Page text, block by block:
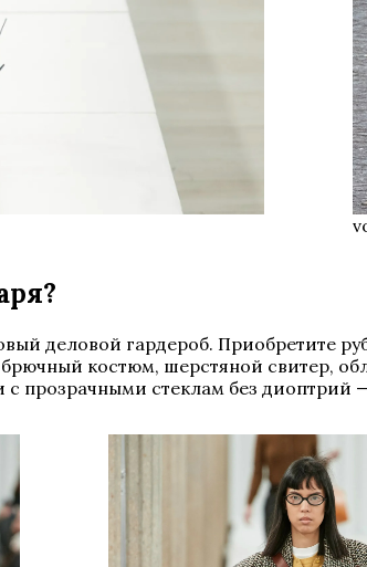
деловой гардероб.
костюм, шерстяной свитер,
с прозрачными стеклам без диоптрий